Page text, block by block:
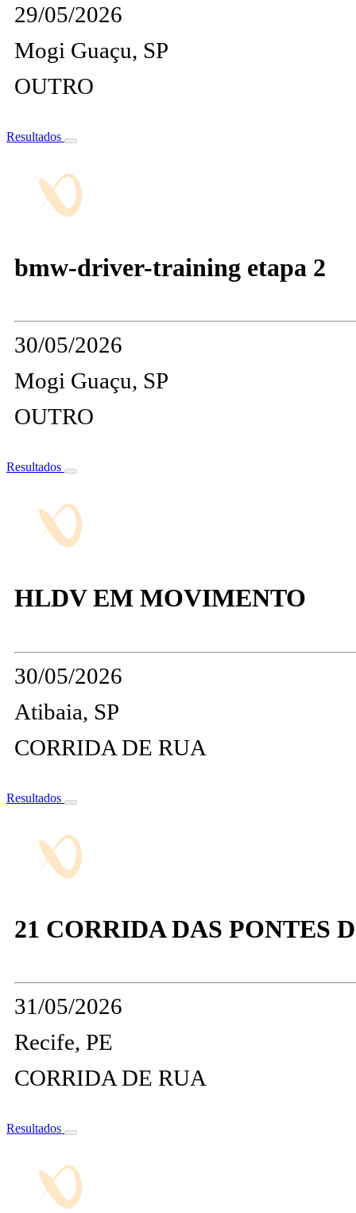
29/05/2026
Mogi Guaçu, SP
OUTRO
Resultados
bmw-driver-training etapa 2
30/05/2026
Mogi Guaçu, SP
OUTRO
Resultados
HLDV EM MOVIMENTO
30/05/2026
Atibaia, SP
CORRIDA DE RUA
Resultados
21 CORRIDA DAS PONTES
31/05/2026
Recife, PE
CORRIDA DE RUA
Resultados